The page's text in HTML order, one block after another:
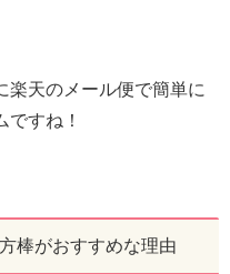
楽天のメール便で簡単に
すね！
棒がおすすめな理由